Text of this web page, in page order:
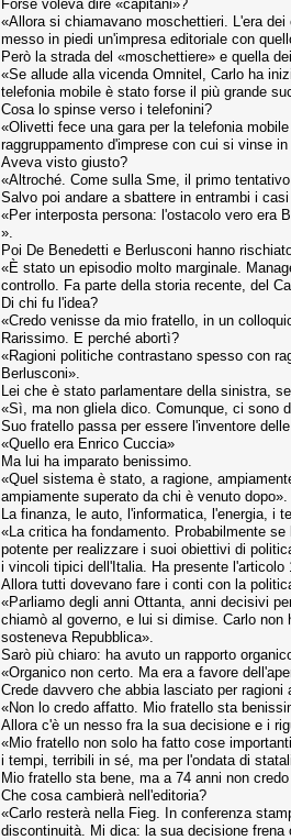
Forse voleva dire «capitani»?
«Allora si chiamavano moschettieri. L'era
messo in piedi un'impresa editoriale con
Però la strada del «moschettiere» e quella
«Se allude alla vicenda Omnitel, Carlo ha
telefonia mobile è stato forse il più grande
Cosa lo spinse verso i telefonini?
«Olivetti fece una gara per la telefonia
raggruppamento d'imprese con cui si vinse
Aveva visto giusto?
«Altroché. Come sulla Sme, il primo
Salvo poi andare a sbattere in entrambi i
«Per interposta persona: l'ostacolo vero era
».
Poi De Benedetti e Berlusconi hanno
«È stato un episodio molto marginale.
controllo. Fa parte della storia recente, del
Di chi fu l'idea?
«Credo venisse da mio fratello, in un
Rarissimo. E perché abortì?
«Ragioni politiche contrastano spesso con
Berlusconi».
Lei che è stato parlamentare della sinistra,
«Sì, ma non gliela dico. Comunque, ci sono
Suo fratello passa per essere l'inventore
«Quello era Enrico Cuccia»
Ma lui ha imparato benissimo.
«Quel sistema è stato, a ragione,
ampiamente superato da chi è venuto dopo».
La finanza, le auto, l'informatica, l'energia, i
«La critica ha fondamento. Probabilmente
potente per realizzare i suoi obiettivi di
i vincoli tipici dell'Italia. Ha presente l'articolo
Allora tutti dovevano fare i conti con la
«Parliamo degli anni Ottanta, anni decisivi
chiamò al governo, e lui si dimise. Carlo
sosteneva Repubblica».
Sarò più chiaro: ha avuto un rapporto
«Organico non certo. Ma era a favore
Crede davvero che abbia lasciato per ragioni
«Non lo credo affatto. Mio fratello sta
Allora c'è un nesso fra la sua decisione e i
«Mio fratello non solo ha fatto cose
i tempi, terribili in sé, ma per l'ondata di
Mio fratello sta bene, ma a 74 anni non
Che cosa cambierà nell'editoria?
«Carlo resterà nella Fieg. In conferenza
discontinuità. Mi dica: la sua decisione frena